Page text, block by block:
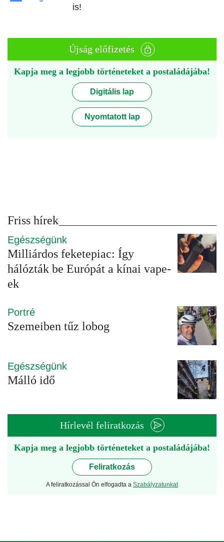
is!
Újság előfizetés
Kapja meg a legjobb történeteket a postaládájába!
Digitális lap
Nyomtatott lap
Friss hírek
Egészségünk
Milliárdos feketepiac: Így
hálózták be Európát a kínai vape-
ek
Portré
Szemeiben tűz lobog
Egészségünk
Málló idő
Hírlevél feliratkozás
Kapja meg a legjobb történeteket a postaládájába!
Feliratkozás
A feliratkozással Ön elfogadta a Szabályzatunkat